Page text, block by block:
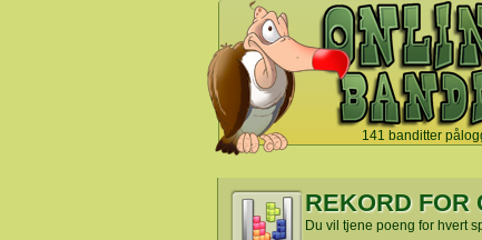
141 banditter
`
REKORD FOR
Du vil tjene poeng for hvert